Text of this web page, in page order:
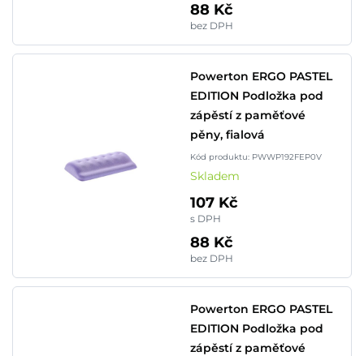
88 Kč
bez DPH
Powerton ERGO PASTEL
EDITION Podložka pod
zápěstí z paměťové
pěny, fialová
Kód produktu: PWWP192FEP0V
Skladem
107 Kč
s DPH
88 Kč
bez DPH
Powerton ERGO PASTEL
EDITION Podložka pod
zápěstí z paměťové